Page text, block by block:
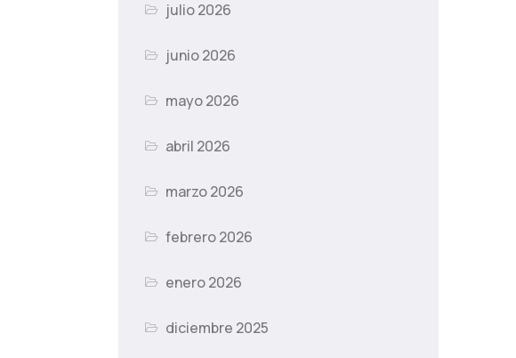
julio 2026
junio 2026
mayo 2026
abril 2026
marzo 2026
febrero 2026
enero 2026
diciembre 2025